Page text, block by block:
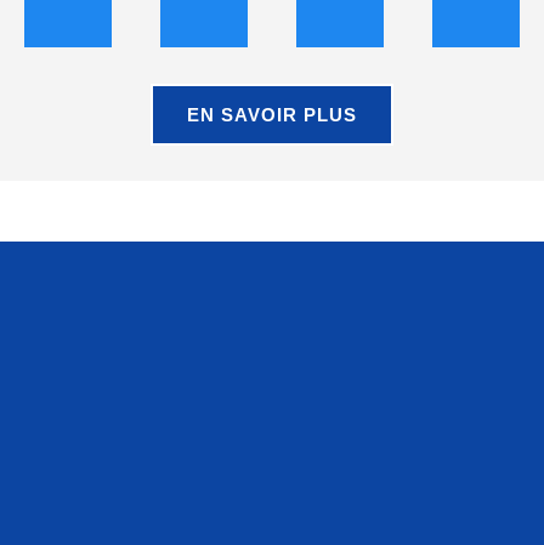
EN SAVOIR PLUS